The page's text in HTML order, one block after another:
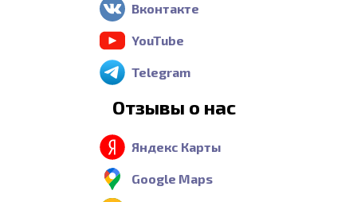
Вконтакте
YouTube
Telegram
Отзывы о нас
Яндекс Карты
Google Maps